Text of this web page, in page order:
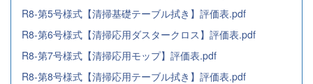
R8-第5号様式【清掃基礎テーブル拭き】評価表.pdf
R8-第6号様式【清掃応用ダスタークロス】評価表.pdf
R8-第7号様式【清掃応用モップ】評価表.pdf
R8-第8号様式【清掃応用テーブル拭き】評価表.pdf